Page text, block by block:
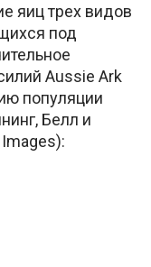
яиц трех видов
под
Aussie Ark
популяции
Белл и